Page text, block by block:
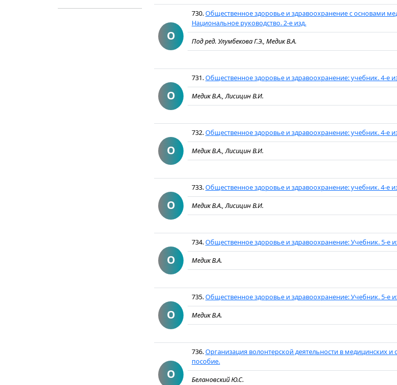
О
730.Общественное здоровье и здравоохранение с основами
Национальное руководство. 2-е изд.
Под ред. Улумбекова Г.Э., Медик В.А.
О
731.Общественное здоровье и здравоохранение: учебник. 4-е
Медик В.А., Лисицин В.И.
О
732.Общественное здоровье и здравоохранение: учебник. 4-е
Медик В.А., Лисицин В.И.
О
733.Общественное здоровье и здравоохранение: учебник. 4-е
Медик В.А., Лисицин В.И.
О
734.Общественное здоровье и здравоохранение: Учебник. 5-е
Медик В.А.
О
735.Общественное здоровье и здравоохранение: Учебник. 5-е
Медик В.А.
О
736.Организация волонтерской деятельности в медицинских
пособие.
Белановский Ю.С.